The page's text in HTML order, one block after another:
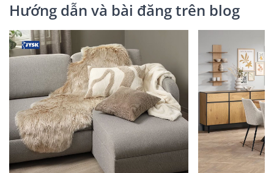
Hướng dẫn và bài đăng trên blog